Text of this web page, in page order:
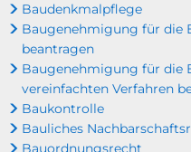
Baudenkmalpflege
Baugenehmigung für die
beantragen
Baugenehmigung für die
vereinfachten Verfahren
Baukontrolle
Bauliches
Bauordnungsrecht